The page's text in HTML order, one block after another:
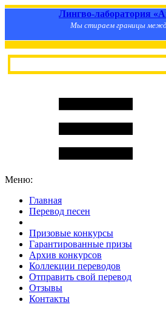
Лингво-лаборатория
Мы стираем границы
Меню:
Главная
Перевод песен
Призовые конкурсы
Гарантированные призы
Архив конкурсов
Коллекции переводов
Отправить свой перевод
Отзывы
Контакты